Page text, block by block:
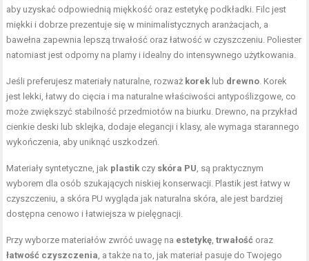
aby uzyskać odpowiednią miękkość oraz estetykę podkładki. Filc jest
miękki i dobrze prezentuje się w minimalistycznych aranżacjach, a
bawełna zapewnia lepszą trwałość oraz łatwość w czyszczeniu. Poliester
natomiast jest odporny na plamy i idealny do intensywnego użytkowania.
Jeśli preferujesz materiały naturalne, rozważ korek lub drewno . Korek
jest lekki, łatwy do cięcia i ma naturalne właściwości antypoślizgowe, co
może zwiększyć stabilność przedmiotów na biurku. Drewno, na przykład
cienkie deski lub sklejka, dodaje elegancji i klasy, ale wymaga starannego
wykończenia, aby uniknąć uszkodzeń.
Materiały syntetyczne, jak plastik czy skóra PU , są praktycznym
wyborem dla osób szukających niskiej konserwacji. Plastik jest łatwy w
czyszczeniu, a skóra PU wygląda jak naturalna skóra, ale jest bardziej
dostępna cenowo i łatwiejsza w pielęgnacji.
Przy wyborze materiałów zwróć uwagę na estetykę ,trwałość oraz
łatwość czyszczenia , a także na to, jak materiał pasuje do Twojego